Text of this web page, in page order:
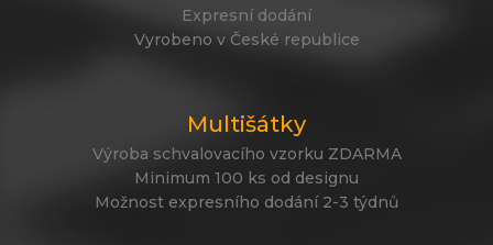
Expresní dodání
Vyrobeno v České republice
Multišátky
Výroba schvalovacího vzorku ZDARMA
Minimum 100 ks od designu
Možnost expresního dodání 2-3 týdnů